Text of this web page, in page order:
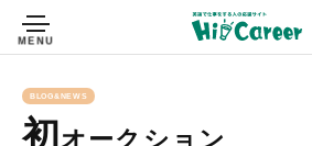
BLOG&NEWS
初 オークション